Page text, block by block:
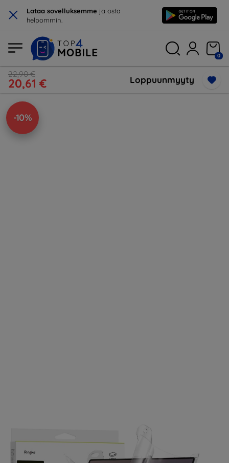
× Lataa sovelluksemme ja osta
helpommin.
0
22,90 €
20,61 € Loppuunmyyty
-10%